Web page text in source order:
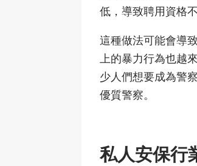
低，導致聘用資格
這種做法可能會導
上的暴力行為也越
少人們想要成為警
優質警察。
私人安保行